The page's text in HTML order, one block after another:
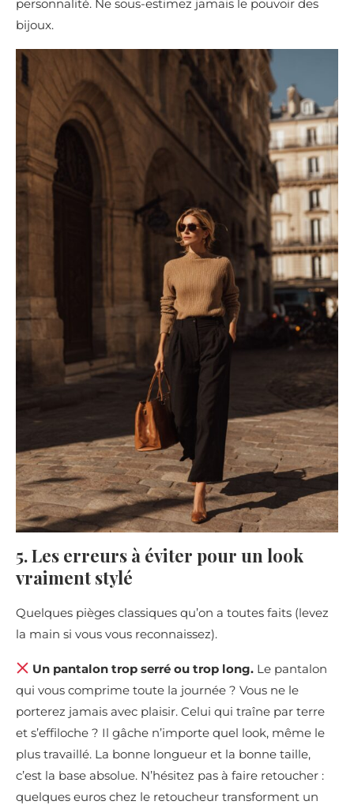
personnalité. Ne sous-estimez jamais le pouvoir des
bijoux.
5. Les erreurs à éviter pour un look
vraiment stylé
Quelques pièges classiques qu’on a toutes faits (levez
la main si vous vous reconnaissez).
Un pantalon trop serré ou trop long. Le pantalon
qui vous comprime toute la journée ? Vous ne le
porterez jamais avec plaisir. Celui qui traîne par terre
et s’effiloche ? Il gâche n’importe quel look, même le
plus travaillé. La bonne longueur et la bonne taille,
c’est la base absolue. N’hésitez pas à faire retoucher :
quelques euros chez le retoucheur transforment un